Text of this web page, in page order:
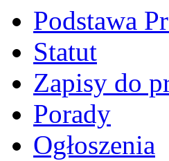
Podstawa
Statut
Zapisy do
Porady
Ogłoszenia